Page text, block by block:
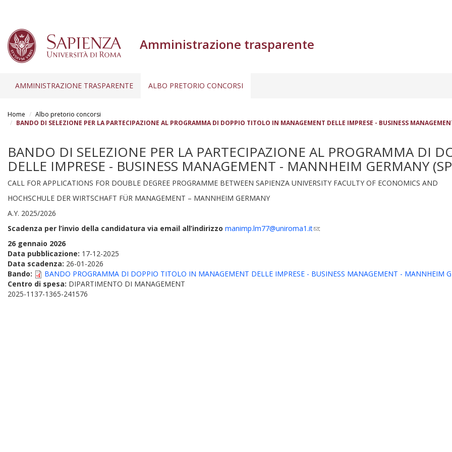
contenuto
Amministrazione trasparente
AMMINISTRAZIONE TRASPARENTE ALBO PRETORIO CONCORSI
Home
Albo pretorio concorsi
BANDO DI SELEZIONE PER LA PARTECIPAZIONE AL PROGRAMMA DI DOPPIO TITOLO IN MANAGEMENT DELLE IMPRESE - BUSINESS
BANDO DI SELEZIONE PER LA PARTECIPAZIONE AL PROGRAMMA DI
DELLE IMPRESE - BUSINESS MANAGEMENT - MANNHEIM GERMANY
CALL FOR APPLICATIONS FOR DOUBLE DEGREE PROGRAMME BETWEEN SAPIENZA UNIVERSITY FACULTY OF ECONOMICS AND
HOCHSCHULE DER WIRTSCHAFT FÜR MANAGEMENT – MANNHEIM GERMANY
A.Y. 2025/2026
Scadenza per l’invio della candidatura via email all’indirizzo manimp.lm77@uniroma1.it(link:
26 gennaio 2026
Data pubblicazione: 17-12-2025
Data scadenza: 26-01-2026
Bando:
BANDO PROGRAMMA DI DOPPIO TITOLO IN MANAGEMENT DELLE IMPRESE - BUSINESS MANAGEMENT - MANNHEIM
Centro di spesa: DIPARTIMENTO DI MANAGEMENT
2025-1137-1365-241576